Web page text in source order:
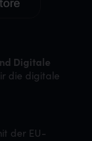
der EU-
Digitale
die digitale